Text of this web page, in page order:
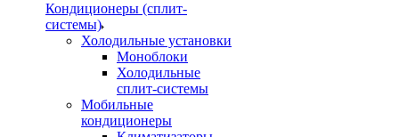
Кондиционеры (сплит-
системы)
Холодильные установки
Моноблоки
Холодильные
сплит-системы
Мобильные
кондиционеры